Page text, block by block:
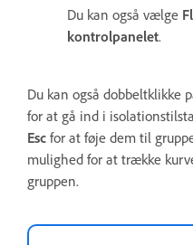
Du kan også vælge
kontrolpanelet.
Du kan også dobbeltklikke
for at gå ind i
Esc for at føje dem til
mulighed for at trække
gruppen.